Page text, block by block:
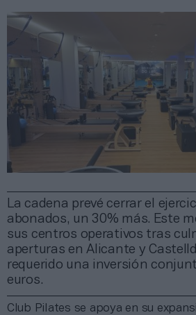
La cadena prevé cerrar el
abonados, un 30% más. Este
sus centros operativos tras
aperturas en Alicante y
requerido una inversión
euros.
Club Pilates se apoya en su